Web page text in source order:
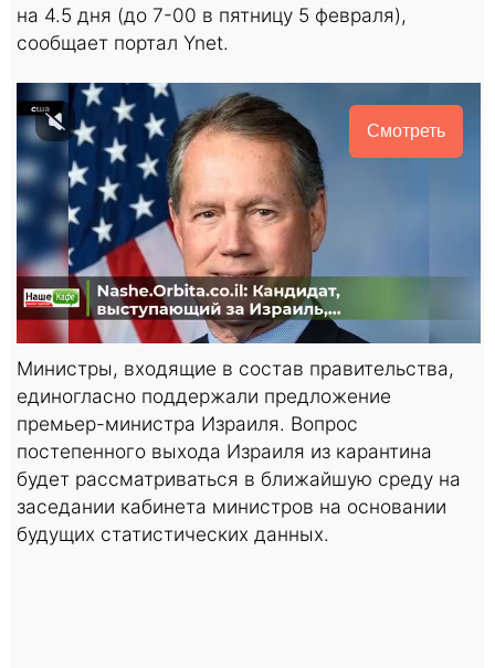
на 4.5 дня (до 7-00 в пятницу 5 февраля),
сообщает портал Ynet.
Смотреть
Министры, входящие в состав правительства,
единогласно поддержали предложение
премьер-министра Израиля. Вопрос
постепенного выхода Израиля из карантина
будет рассматриваться в ближайшую среду на
заседании кабинета министров на основании
будущих статистических данных.